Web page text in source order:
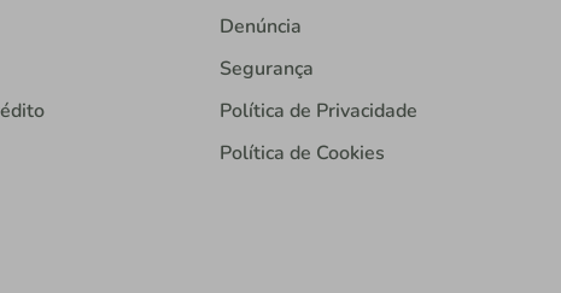
Denúncia
Segurança
Política de Privacidade
Política de Cookies